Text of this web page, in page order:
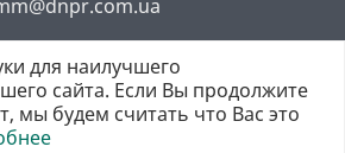
для наилучшего
сайта. Если Вы продолжите
мы будем считать что Вас это